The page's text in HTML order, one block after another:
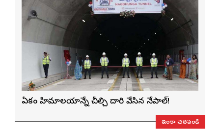
ఏకంగా హిమాలయాన్నే చీల్చి దారి వేసిన నేపాల్!
ఇంకా చదవండి